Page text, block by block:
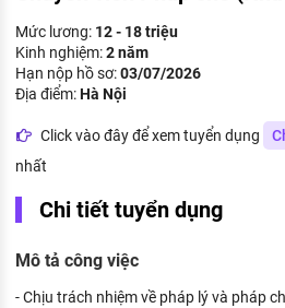
CÔNG TY
Danh sách nhà tuyển dụng
Nhà tuyển dụng hàng đầu
MẪU CV THEO STYLE
Mẫu CV đơn giản
Bảo hiểm và phúc lợi
Thuế thu nhập
Hồ sơ biểu mẫu
Tử vi nghề nghiệp
Mức lương: 12 - 18 triệu
Kinh nghiệm:2 năm
Hạn nộp hồ sơ:03/07/2026
Địa điểm:Hà Nội
Click vào đây để xem tuyển dụng
nhất
Chi tiết tuyển dụng
Mô tả công việc
- Chịu trách nhiệm về pháp lý và pháp